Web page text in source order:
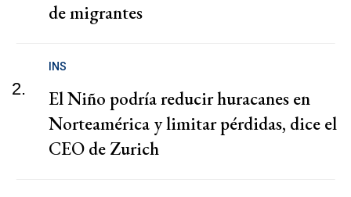
de migrantes
2.
INS
El Niño podría reducir huracanes en
Norteamérica y limitar pérdidas, dice el
CEO de Zurich